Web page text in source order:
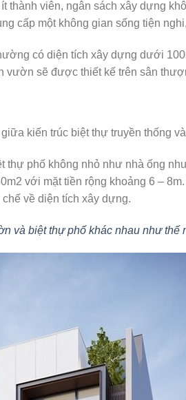
thành viên, ngân sách xây dựng
cấp một không gian sống tiện
có diện tích xây dựng dưới
vườn sẽ được thiết kế trên sân
kiến trúc biệt thự truyền thống
thự phố không nhỏ như nhà ống
với mặt tiền rộng khoảng 6 –
về diện tích xây dựng.
và biệt thự phố khác nhau như thế